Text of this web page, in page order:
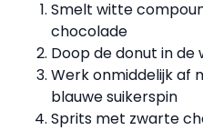
Smelt witte
chocolade
Doop de donut in
Werk onmiddelijk af
blauwe suikerspin
Sprits met zwarte